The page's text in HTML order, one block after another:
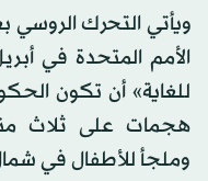
ويأتي التحرك
الأمم المتحدة في
للغاية» أن تكون
هجمات على ثلاث
وملجأ للأطفال في